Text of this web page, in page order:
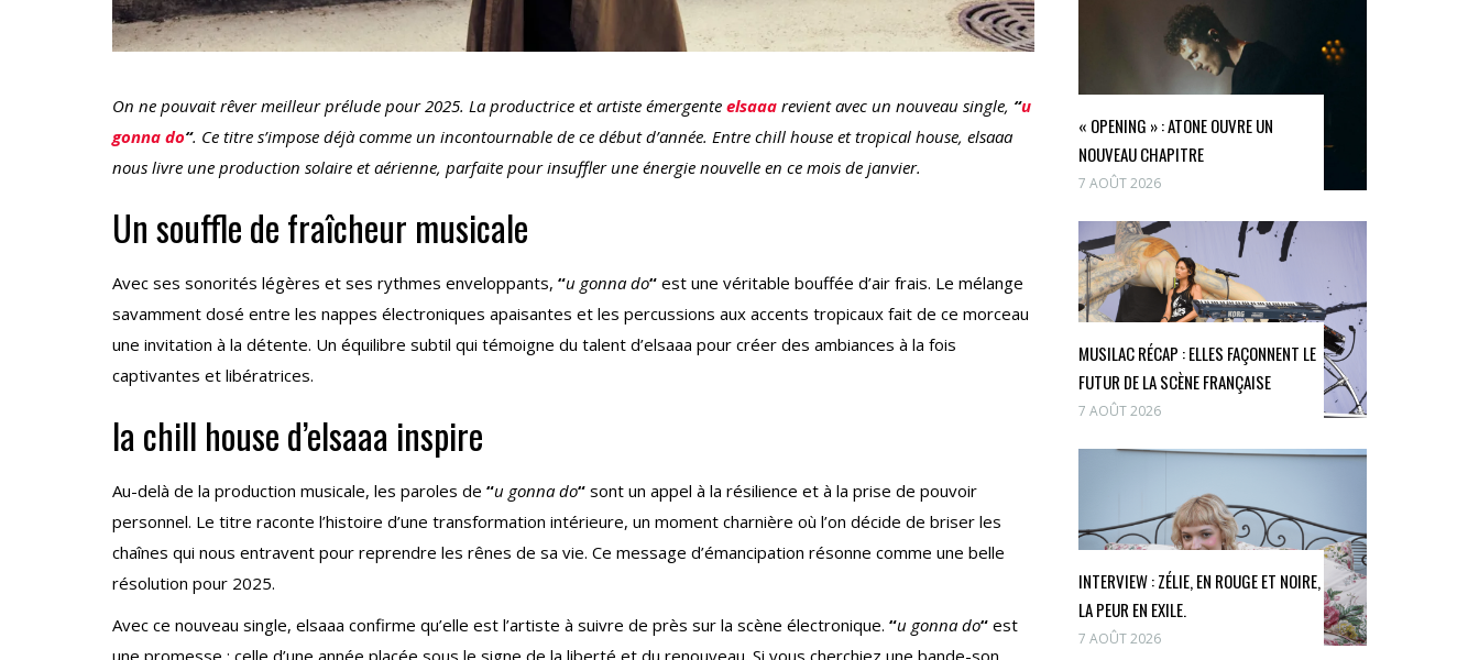
On ne pouvait rêver meilleur prélude pour 2025. La productrice et artiste émergente elsaaa revient avec un nouveau single, “u
gonna do“. Ce titre s’impose déjà comme un incontournable de ce début d’année. Entre chill house et tropical house, elsaaa
nous livre une production solaire et aérienne, parfaite pour insuffler une énergie nouvelle en ce mois de janvier.
Un souffle de fraîcheur musicale
Avec ses sonorités légères et ses rythmes enveloppants, “u gonna do“ est une véritable bouffée d’air frais. Le mélange
savamment dosé entre les nappes électroniques apaisantes et les percussions aux accents tropicaux fait de ce morceau
une invitation à la détente. Un équilibre subtil qui témoigne du talent d’elsaaa pour créer des ambiances à la fois
captivantes et libératrices.
la chill house d’elsaaa inspire
Au-delà de la production musicale, les paroles de “u gonna do“ sont un appel à la résilience et à la prise de pouvoir
personnel. Le titre raconte l’histoire d’une transformation intérieure, un moment charnière où l’on décide de briser les
chaînes qui nous entravent pour reprendre les rênes de sa vie. Ce message d’émancipation résonne comme une belle
résolution pour 2025.
Avec ce nouveau single, elsaaa confirme qu’elle est l’artiste à suivre de près sur la scène électronique. “u gonna do“ est
« OPENING » : ATONE OUVRE UN
NOUVEAU CHAPITRE
7 AOÛT 2026
MUSILAC RÉCAP : ELLES FAÇONNENT LE
FUTUR DE LA SCÈNE FRANÇAISE
7 AOÛT 2026
INTERVIEW : ZÉLIE, EN ROUGE ET NOIRE,
LA PEUR EN EXILE.
7 AOÛT 2026